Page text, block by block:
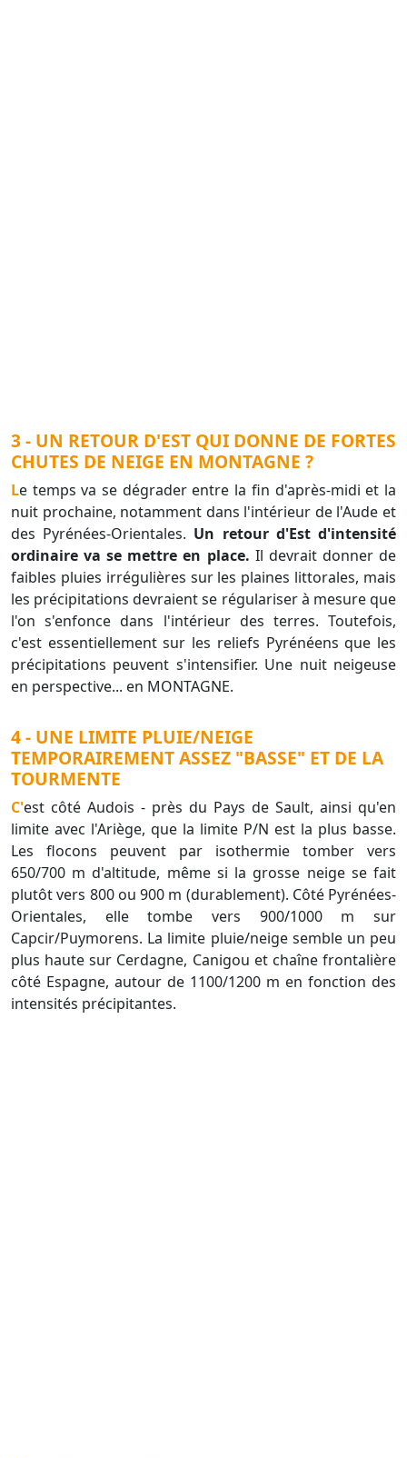
3 - UN RETOUR D'EST QUI DONNE DE FORTES
CHUTES DE NEIGE EN MONTAGNE ?
Le temps va se dégrader entre la fin d'après-midi et la
nuit prochaine, notamment dans l'intérieur de l'Aude et
des Pyrénées-Orientales. Un retour d'Est d'intensité
ordinaire va se mettre en place. Il devrait donner de
faibles pluies irrégulières sur les plaines littorales, mais
les précipitations devraient se régulariser à mesure que
l'on s'enfonce dans l'intérieur des terres. Toutefois,
c'est essentiellement sur les reliefs Pyrénéens que les
précipitations peuvent s'intensifier. Une nuit neigeuse
en perspective... en MONTAGNE.
4 - UNE LIMITE PLUIE/NEIGE
TEMPORAIREMENT ASSEZ "BASSE" ET DE LA
TOURMENTE
C'est côté Audois - près du Pays de Sault, ainsi qu'en
limite avec l'Ariège, que la limite P/N est la plus basse.
Les flocons peuvent par isothermie tomber vers
650/700 m d'altitude, même si la grosse neige se fait
plutôt vers 800 ou 900 m (durablement). Côté Pyrénées-
Orientales, elle tombe vers 900/1000 m sur
Capcir/Puymorens. La limite pluie/neige semble un peu
plus haute sur Cerdagne, Canigou et chaîne frontalière
côté Espagne, autour de 1100/1200 m en fonction des
intensités précipitantes.